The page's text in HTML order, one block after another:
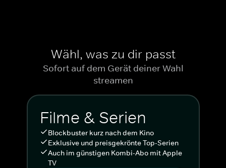
Wähl, was zu dir passt
Sofort auf dem Gerät deiner Wahl
streamen
Filme & Serien
Blockbuster kurz nach dem Kino
Exklusive und preisgekrönte Top-Serien
Auch im günstigen Kombi-Abo mit Apple
TV